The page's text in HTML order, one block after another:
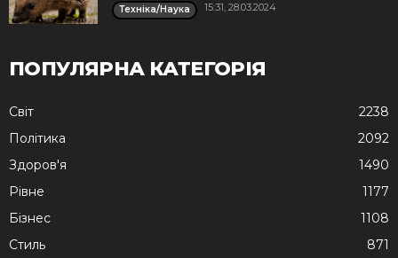
Техніка/Наука 15:31, 28.03.2024
ПОПУЛЯРНА КАТЕГОРІЯ
Cвіт
2238
Політика
2092
Здоров'я
1490
Рівне
1177
Бізнес
1108
Стиль
871